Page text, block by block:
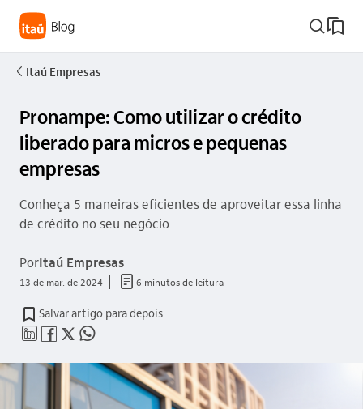
busca_outline
seta_esquerda Itaú Empresas
Pronampe: Como utilizar o crédito
liberado para micros e pequenas
empresas
Conheça 5 maneiras eficientes de aproveitar essa linha
de crédito no seu negócio
PorItaú Empresas
13 de mar. de 2024 documento_outline 6 minutos de leitura
Salvar artigo para depois
linkedin_base facebook_outline twitter_outline whatsapp_outline